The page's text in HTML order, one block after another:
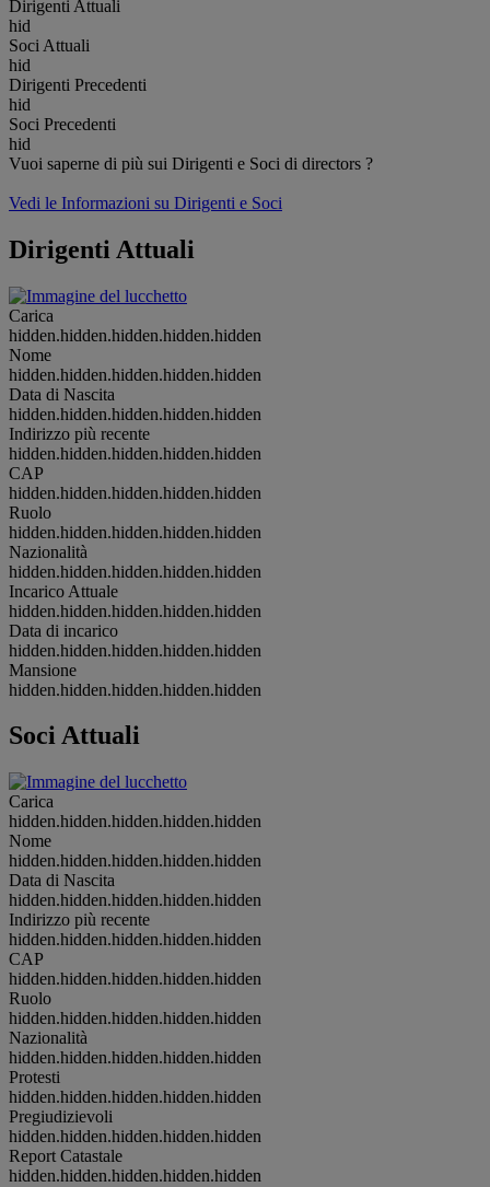
Dirigenti Attuali
hid
Soci Attuali
hid
Dirigenti Precedenti
hid
Soci Precedenti
hid
Vuoi saperne di più sui Dirigenti e Soci di directors ?
Vedi le Informazioni su Dirigenti e Soci
Dirigenti Attuali
Carica
hidden.hidden.hidden.hidden.hidden
Nome
hidden.hidden.hidden.hidden.hidden
Data di Nascita
hidden.hidden.hidden.hidden.hidden
Indirizzo più recente
hidden.hidden.hidden.hidden.hidden
CAP
hidden.hidden.hidden.hidden.hidden
Ruolo
hidden.hidden.hidden.hidden.hidden
Nazionalità
hidden.hidden.hidden.hidden.hidden
Incarico Attuale
hidden.hidden.hidden.hidden.hidden
Data di incarico
hidden.hidden.hidden.hidden.hidden
Mansione
hidden.hidden.hidden.hidden.hidden
Soci Attuali
Carica
hidden.hidden.hidden.hidden.hidden
Nome
hidden.hidden.hidden.hidden.hidden
Data di Nascita
hidden.hidden.hidden.hidden.hidden
Indirizzo più recente
hidden.hidden.hidden.hidden.hidden
CAP
hidden.hidden.hidden.hidden.hidden
Ruolo
hidden.hidden.hidden.hidden.hidden
Nazionalità
hidden.hidden.hidden.hidden.hidden
Protesti
hidden.hidden.hidden.hidden.hidden
Pregiudizievoli
hidden.hidden.hidden.hidden.hidden
Report Catastale
hidden.hidden.hidden.hidden.hidden